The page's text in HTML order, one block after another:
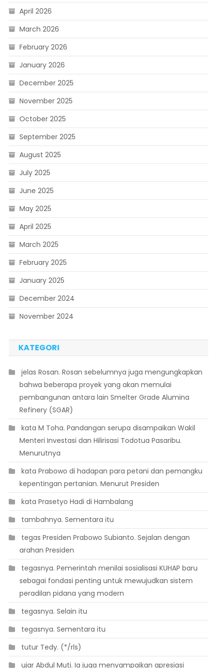
April 2026
March 2026
February 2026
January 2026
December 2025
November 2025
October 2025
September 2025
August 2025
July 2025
June 2025
May 2025
April 2025
March 2025
February 2025
January 2025
December 2024
November 2024
KATEGORI
 jelas Rosan. Rosan sebelumnya juga mengungkapkan
bahwa beberapa proyek yang akan memulai
pembangunan antara lain Smelter Grade Alumina
Refinery (SGAR)
 kata M Toha. Pandangan serupa disampaikan Wakil
Menteri Investasi dan Hilirisasi Todotua Pasaribu.
Menurutnya
 kata Prabowo di hadapan para petani dan pemangku
kepentingan pertanian. Menurut Presiden
 kata Prasetyo Hadi di Hambalang
 tambahnya. Sementara itu
 tegas Presiden Prabowo Subianto. Sejalan dengan
arahan Presiden
 tegasnya. Pemerintah menilai sosialisasi KUHAP baru
sebagai fondasi penting untuk mewujudkan sistem
peradilan pidana yang modern
 tegasnya. Selain itu
 tegasnya. Sementara itu
 tutur Tedy. (*/rls)
 ujar Abdul Muti. Ia juga menyampaikan apresiasi